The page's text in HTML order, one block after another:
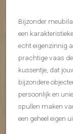
Bijzonder
een
echt eigenzinnig
prachtige vaas
kussentje, dat
bijzondere
persoonlijk en
spullen maken
een geheel eigen